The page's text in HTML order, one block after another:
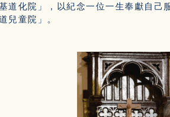
道化院」，以紀念一位一生奉獻自
兒童院」。